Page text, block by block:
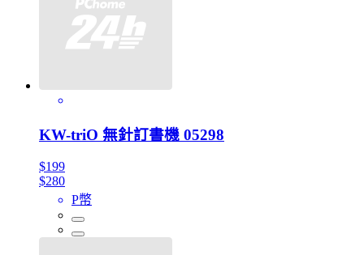
KW-triO 無針訂書機 05298
$199
$280
P幣